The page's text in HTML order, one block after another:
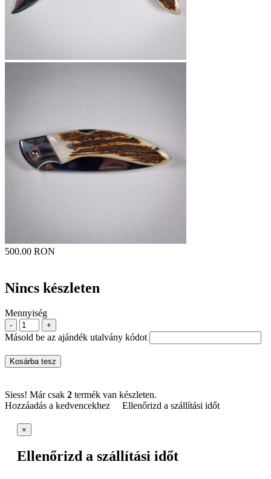
500.00 RON
Nincs készleten
Mennyiség
- +
Másold be az ajándék utalvány kódot
Kosárba tesz
Siess! Már csak 2 termék van készleten.
Hozzáadás a kedvencekhez
Ellenőrizd a szállítási időt
×
Ellenőrizd a szállítási időt